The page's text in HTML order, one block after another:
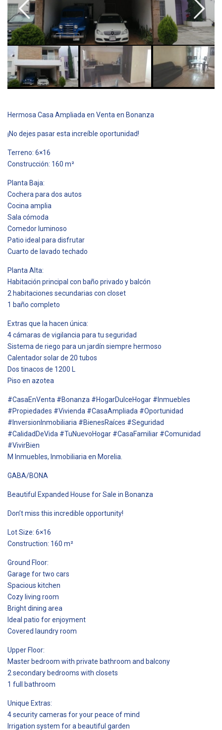
Hermosa Casa Ampliada en Venta en Bonanza
¡No dejes pasar esta increíble oportunidad!
Terreno: 6×16
Construcción: 160 m²
Planta Baja:
Cochera para dos autos
Cocina amplia
Sala cómoda
Comedor luminoso
Patio ideal para disfrutar
Cuarto de lavado techado
Planta Alta:
Habitación principal con baño privado y balcón
2 habitaciones secundarias con closet
1 baño completo
Extras que la hacen única:
4 cámaras de vigilancia para tu seguridad
Sistema de riego para un jardín siempre hermoso
Calentador solar de 20 tubos
Dos tinacos de 1200 L
Piso en azotea
#CasaEnVenta #Bonanza #HogarDulceHogar #Inmuebles
#Propiedades #Vivienda #CasaAmpliada #Oportunidad
#InversionInmobiliaria #BienesRaíces #Seguridad
#CalidadDeVida #TuNuevoHogar #CasaFamiliar #Comunidad
#VivirBien
M Inmuebles, Inmobiliaria en Morelia.
GABA/BONA
Beautiful Expanded House for Sale in Bonanza
Don’t miss this incredible opportunity!
Lot Size: 6×16
Construction: 160 m²
Ground Floor:
Garage for two cars
Spacious kitchen
Cozy living room
Bright dining area
Ideal patio for enjoyment
Covered laundry room
Upper Floor:
Master bedroom with private bathroom and balcony
2 secondary bedrooms with closets
1 full bathroom
Unique Extras:
4 security cameras for your peace of mind
Irrigation system for a beautiful garden